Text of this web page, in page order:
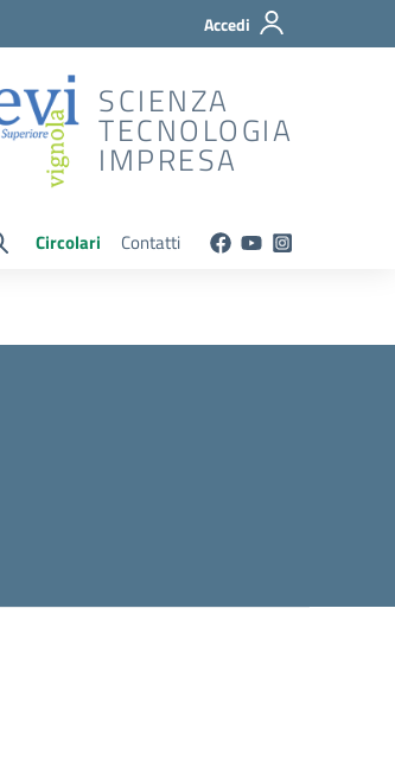
Accedi
SCIENZA
TECNOLOGIA
IMPRESA
Circolari Contatti